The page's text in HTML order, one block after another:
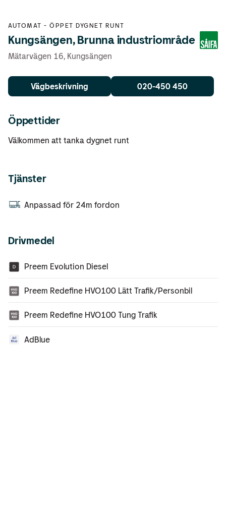
AUTOMAT -ÖPPET DYGNET RUNT
Kungsängen, Brunna industriområde
Mätarvägen 16, Kungsängen
Vägbeskrivning 020-450 450
Öppettider
Välkommen att tanka dygnet runt
Tjänster
Anpassad för 24m fordon
Drivmedel
Preem Evolution Diesel
Preem Redefine HVO100 Lätt Trafik/Personbil
Preem Redefine HVO100 Tung Trafik
AdBlue